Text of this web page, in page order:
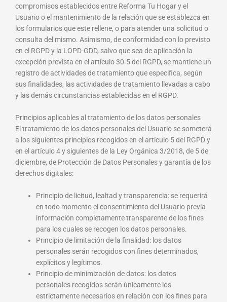
compromisos establecidos entre Reforma Tu Hogar y el
Usuario o el mantenimiento de la relación que se establezca en
los formularios que este rellene, o para atender una solicitud o
consulta del mismo. Asimismo, de conformidad con lo previsto
en el RGPD y la LOPD-GDD, salvo que sea de aplicación la
excepción prevista en el artículo 30.5 del RGPD, se mantiene un
registro de actividades de tratamiento que especifica, según
sus finalidades, las actividades de tratamiento llevadas a cabo
y las demás circunstancias establecidas en el RGPD.
Principios aplicables al tratamiento de los datos personales
El tratamiento de los datos personales del Usuario se someterá
a los siguientes principios recogidos en el artículo 5 del RGPD y
en el artículo 4 y siguientes de la Ley Orgánica 3/2018, de 5 de
diciembre, de Protección de Datos Personales y garantía de los
derechos digitales:
Principio de licitud, lealtad y transparencia: se requerirá
en todo momento el consentimiento del Usuario previa
información completamente transparente de los fines
para los cuales se recogen los datos personales.
Principio de limitación de la finalidad: los datos
personales serán recogidos con fines determinados,
explícitos y legítimos.
Principio de minimización de datos: los datos
personales recogidos serán únicamente los
estrictamente necesarios en relación con los fines para